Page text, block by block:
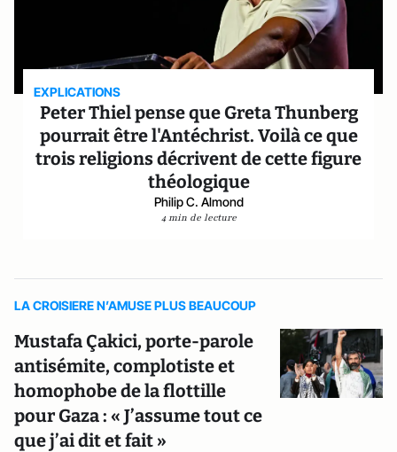
EXPLICATIONS
Peter Thiel pense que Greta Thunberg
pourrait être l'Antéchrist. Voilà ce que
trois religions décrivent de cette figure
théologique
Philip C. Almond
4 min de lecture
LA CROISIERE N’AMUSE PLUS BEAUCOUP
Mustafa Çakici, porte-parole
antisémite, complotiste et
homophobe de la flottille
pour Gaza : « J’assume tout ce
que j’ai dit et fait »